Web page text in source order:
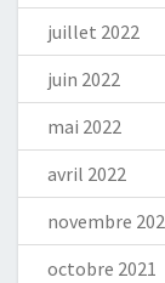
juillet 2022
juin 2022
mai 2022
avril 2022
novembre
octobre 2021